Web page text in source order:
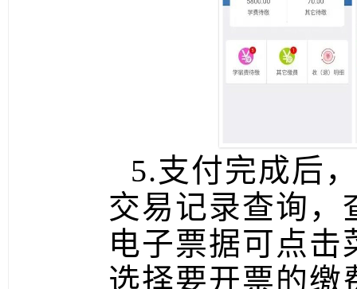
5.支付完成后
交易记录查询，
电子票据可点击
选择要开票的缴